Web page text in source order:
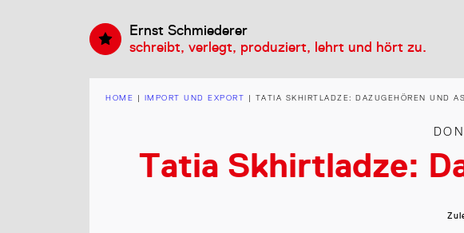
Ernst Schmiederer
schreibt, verlegt, produziert, lehrt und hört zu.
HOME | IMPORT UND EXPORT | TATIA SKHIRTLADZE: DAZUGEHÖREN UND
Tatia Skhirtladze: